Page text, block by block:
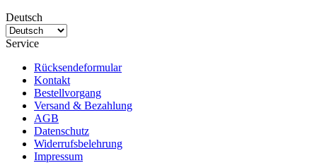
Deutsch
Service
Rücksendeformular
Kontakt
Bestellvorgang
Versand & Bezahlung
AGB
Datenschutz
Widerrufsbelehrung
Impressum